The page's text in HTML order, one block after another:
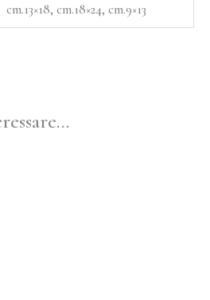
cm.13×18, cm.18×24, cm.9×13